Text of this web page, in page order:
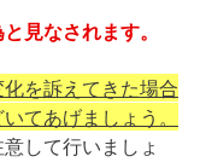
見なされます。
を訴えてきた場合
てあげましょう。
して行いましょ